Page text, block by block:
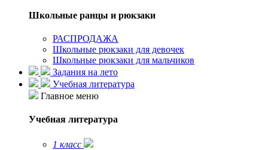
Школьные ранцы и рюкзаки
РАСПРОДАЖА
Школьные рюкзаки для девочек
Школьные рюкзаки для мальчиков
Задания на лето
Учебная литература
Главное меню
Учебная литература
1 класс